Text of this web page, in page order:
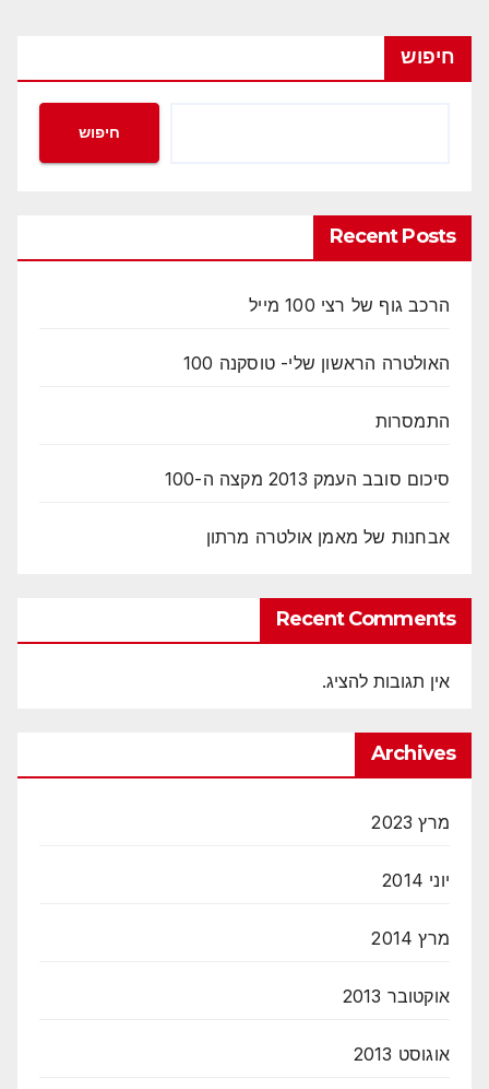
חיפוש
חיפוש
Recent Posts
הרכב גוף של רצי 100 מייל
האולטרה הראשון שלי- טוסקנה 100
התמסרות
סיכום סובב העמק 2013 מקצה ה-100
אבחנות של מאמן אולטרה מרתון
Recent Comments
אין תגובות להציג.
Archives
מרץ 2023
יוני 2014
מרץ 2014
אוקטובר 2013
אוגוסט 2013